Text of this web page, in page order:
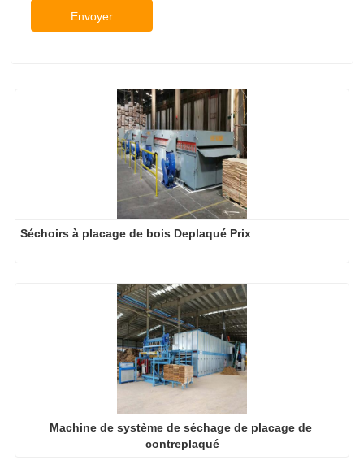
Envoyer
Séchoirs à placage de bois Deplaqué Prix
Machine de système de séchage de placage de
contreplaqué